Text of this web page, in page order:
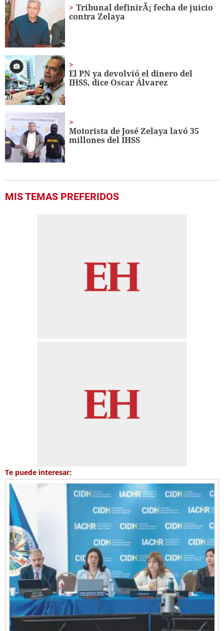
Tribunal definirÃ¡ fecha de juicio
contra Zelaya
El PN ya devolvió el dinero del
IHSS, dice Oscar Álvarez
Motorista de José Zelaya lavó 35
millones del IHSS
MIS TEMAS PREFERIDOS
Te puede interesar: